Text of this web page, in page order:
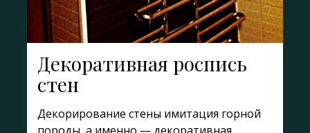
Декоративная роспись
стен
Декорирование стены имитация горной